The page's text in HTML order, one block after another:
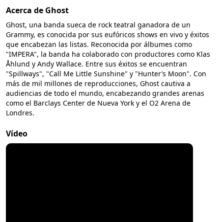
Acerca de Ghost
Ghost, una banda sueca de rock teatral ganadora de un
Grammy, es conocida por sus eufóricos shows en vivo y éxitos
que encabezan las listas. Reconocida por álbumes como
"IMPERA", la banda ha colaborado con productores como Klas
Åhlund y Andy Wallace. Entre sus éxitos se encuentran
"Spillways", "Call Me Little Sunshine" y "Hunter’s Moon". Con
más de mil millones de reproducciones, Ghost cautiva a
audiencias de todo el mundo, encabezando grandes arenas
como el Barclays Center de Nueva York y el O2 Arena de
Londres.
Vídeo